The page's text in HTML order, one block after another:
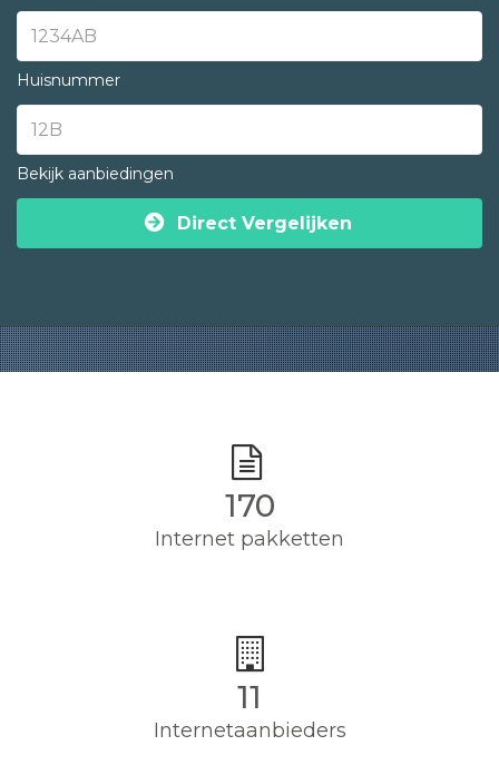
Huisnummer
Bekijk aanbiedingen
Direct Vergelijken
170
Internet pakketten
11
Internetaanbieders